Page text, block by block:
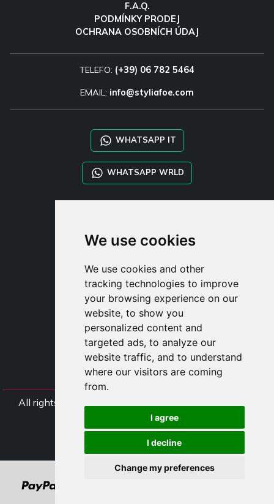
We use cookies
We use cookies and other
tracking technologies to improve
your browsing experience on our
website, to show you
personalized content and
targeted ads, to analyze our
website traffic, and to understand
where our visitors are coming
from.
I agree
I decline
Change my preferences
F.A.Q.
PODMÍNKY PRODEJ
OCHRANA OSOBNÍCH ÚDAJ
TELEFO: (+39) 06 782 5464
EMAIL: info@styliafoe.com
WHATSAPP IT
WHATSAPP WRLD
TAYLOR MADE ORDERS
UŽIVATE
ZAREGISTROVA
PŘIHLÁSIT S
NÁKUPNÍ KOŠÍ
All rights Styliafoe s.r.l. © 2025 - DI IT15015641002
Follow us